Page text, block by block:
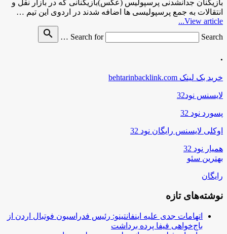
بازیکنان جدانشدنی پرسپولیس (عکس)بازیکنانی که در بازار نقل و
انتقالات به جمع پرسپولیسی ها اضافه شدند در اردوی این تیم …
View article...
Search for
Search …
search
.
خرید بک لینک behtarinbacklink.com
لایسنس نود32
پسورد نود 32
اوکلی لایسنس رایگان نود 32
همیار نود 32
بهترین سئو
رایگان
نوشته‌های تازه
اتهامات جدی علیه اینفانتینو: رئیس فدراسیون فوتبال اردن از
باج‌خواهی فیفا پرده برداشت